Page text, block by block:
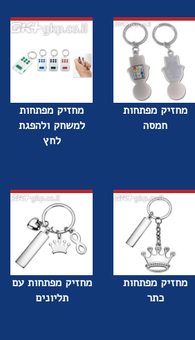
מחזיק מפתחות
חמסה
מחזיק מפתחות
למשחק ולהפגת
לחץ
מחזיק מפתחות
כתר
מחזיק מפתחות עם
תליונים